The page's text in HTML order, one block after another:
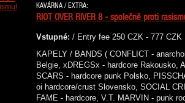
KAVÁRNA / EXTRA:
RIOT OVER RIVER 8 - společně proti
Vstupné: / Entry fee 250 CZK - 777 CZK
KAPELY / BANDS ( CONFLICT -
Belgie, xDREGSx - hardcore Rakousko,
SCARS - hardcore punk Polsko,
oi hardcore/crust Slovensko, SOCIAL
FAME - hardcore, V.T. MARVIN - punk